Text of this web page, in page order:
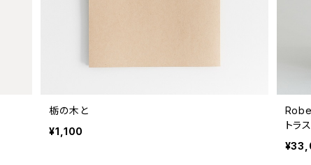
栃の木と
¥1,100
トラ